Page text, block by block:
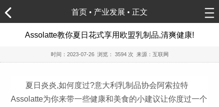
首页 • 产业发展 • 正文
Assolatte教你夏日花式享用欧盟乳制品,清爽健康!
时间： 2023-07-26浏览： 3594 次 来源：互联网
夏日炎炎,如何度过?意大利乳制品协会阿索拉特
Assolatte为你来带一些健康和美食的小建议让你度过一个